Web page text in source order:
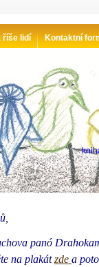
panó
na plakátzde a
říše lidí Kontaktní